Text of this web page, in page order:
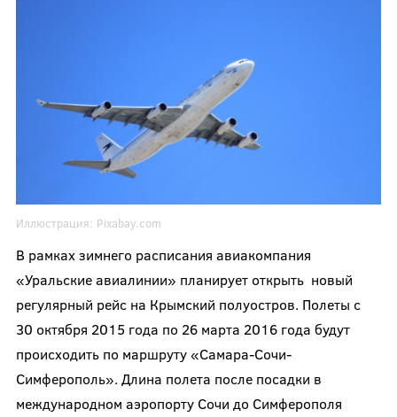
Иллюстрация: Pixabay.com
В рамках зимнего расписания авиакомпания
«Уральские авиалинии» планирует открыть новый
регулярный рейс на Крымский полуостров. Полеты с
30 октября 2015 года по 26 марта 2016 года будут
происходить по маршруту «Самара-Сочи-
Симферополь». Длина полета после посадки в
международном аэропорту Сочи до Симферополя